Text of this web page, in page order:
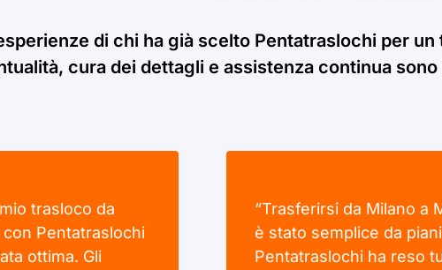
di chi ha già scelto Pentatraslochi per
cura dei dettagli e assistenza continua
trasloco da
Pentatraslochi
ottima. Gli
“Trasferirsi da Milano a
è stato semplice da
Pentatraslochi ha reso